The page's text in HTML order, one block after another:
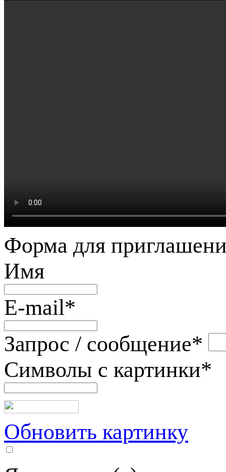
Форма для
Имя
E-mail*
Запрос / сообщение*
Символы с картинки*
Обновить картинку